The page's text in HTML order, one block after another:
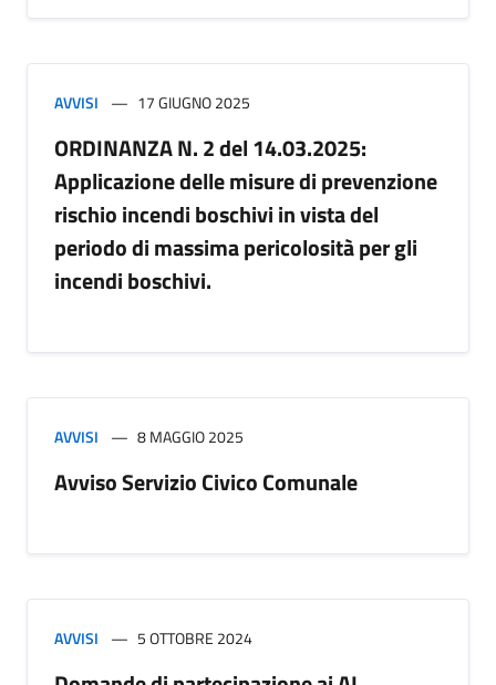
AVVISI 17 GIUGNO 2025
ORDINANZA N. 2 del 14.03.2025:
Applicazione delle misure di prevenzione
rischio incendi boschivi in vista del
periodo di massima pericolosità per gli
incendi boschivi.
AVVISI 8 MAGGIO 2025
Avviso Servizio Civico Comunale
AVVISI 5 OTTOBRE 2024